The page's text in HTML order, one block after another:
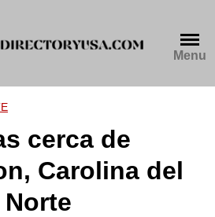
Menu
cerca de
Carolina del
Norte